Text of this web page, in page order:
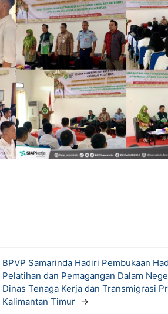
BPVP Samarinda Hadiri Pembukaan
Pelatihan dan Pemagangan Dalam
Dinas Tenaga Kerja dan Transmigrasi
Kalimantan Timur →